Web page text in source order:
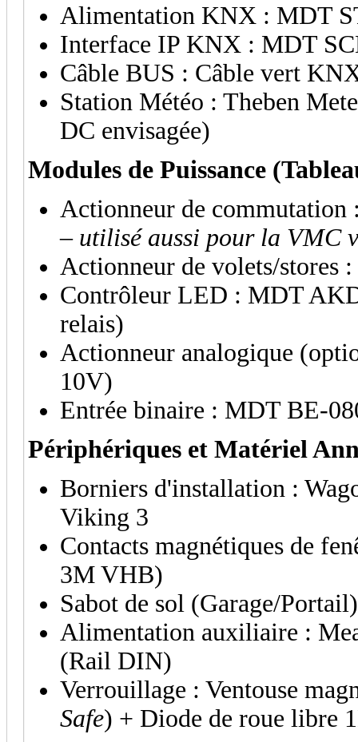
Alimentation KNX : MDT
Interface IP KNX : MDT
Câble BUS : Câble vert
Station Météo : Theben
DC envisagée)
Modules de Puissance
Actionneur de
– utilisé aussi pour la VMC
Actionneur de volets/stores
Contrôleur LED : MDT
relais)
Actionneur analogique
10V)
Entrée binaire : MDT BE-
Périphériques et Matériel
Borniers d'installation :
Viking 3
Contacts magnétiques de
3M VHB)
Sabot de sol (Garage/
Alimentation auxiliaire :
(Rail DIN)
Verrouillage : Ventouse
Safe) + Diode de roue libre